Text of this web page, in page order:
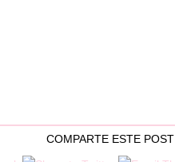
COMPARTE ESTE POST